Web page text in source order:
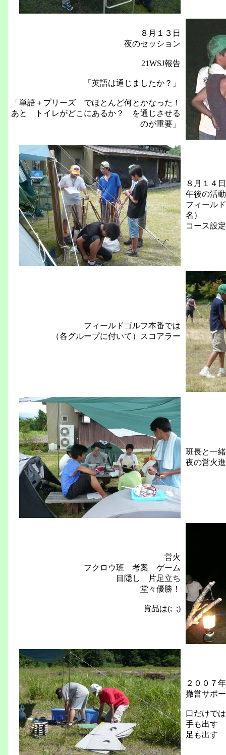
８月１３日
夜のセッション
21WSJ報告
「英語は通じましたか？」
「単語＋プリーズ でほとんど何とかなった！
あと トイレがどこにあるか？ を通じさせる
のが重要」
８月１４日
午後の活動
フィール
名）
コース設定
フィールドゴルフ本番では
（各グループに付いて）スコアラー
班長と一
夜の営火
営火
フクロウ班 考案 ゲーム
目隠し 片足立ち
堂々優勝！
賞品は(;_;)
２００７
撤営サポ
口だけで
手も出す
足も出す